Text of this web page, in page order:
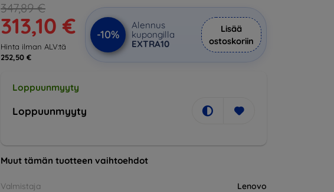
347,89 €
313,10 €
Hinta ilman ALV:tä
252,50 €
-10%
Alennus
kupongilla
EXTRA10
Lisää
ostoskoriin
Loppuunmyyty
Loppuunmyyty
Muut tämän tuotteen vaihtoehdot
Valmistaja
Lenovo